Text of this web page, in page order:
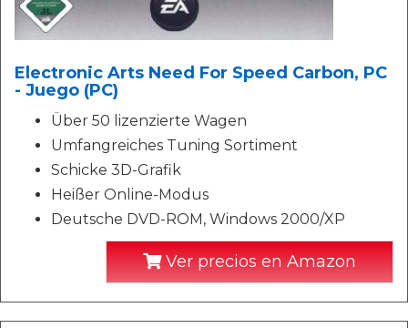
Electronic Arts Need For Speed Carbon, PC
- Juego (PC)
Über 50 lizenzierte Wagen
Umfangreiches Tuning Sortiment
Schicke 3D-Grafik
Heißer Online-Modus
Deutsche DVD-ROM, Windows 2000/XP
Ver precios en Amazon